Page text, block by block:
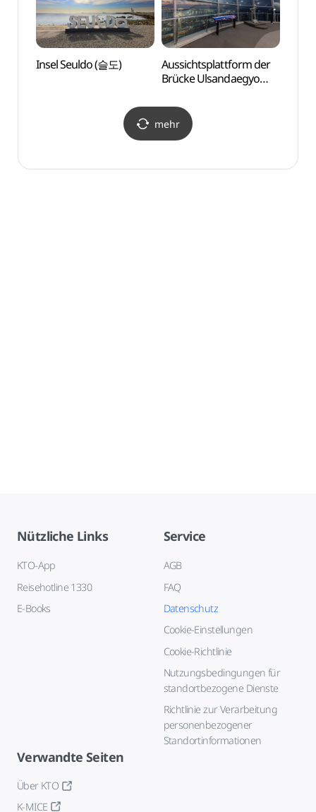
Insel Seuldo (슬도)
Aussichtsplattform der
Brücke Ulsandaegyo
mehr
Nützliche Links
KTO-App
Reisehotline 1330
E-Books
Service
AGB
FAQ
Datenschutz
Cookie-Einstellungen
Cookie-Richtlinie
Nutzungsbedingungen für
standortbezogene Dienste
Richtlinie zur Verarbeitung
personenbezogener
Standortinformationen
Verwandte Seiten
Über KTO
K-MICE